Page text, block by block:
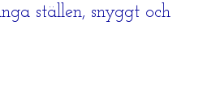
ställen, snyggt och